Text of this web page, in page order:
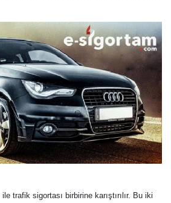
trafik sigortası birbirine karıştırılır. Bu iki